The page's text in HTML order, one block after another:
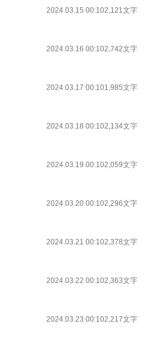
2024.03.15 00:102,121文字
2024.03.16 00:102,742文字
2024.03.17 00:101,985文字
2024.03.18 00:102,134文字
2024.03.19 00:102,059文字
2024.03.20 00:102,296文字
2024.03.21 00:102,378文字
2024.03.22 00:102,363文字
2024.03.23 00:102,217文字